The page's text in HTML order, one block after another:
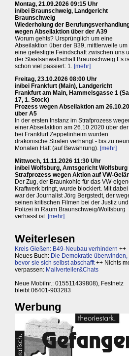
Montag, 21.09.2026 09:15 Uhr
in/bei Braunschweig, Landgericht
Braunschweig
Wiederholung der
wegen Abseilaktion über der A39
Worum gehts? Ursprünglich um eine
Abseilaktion über der B39, mittlerweile um
eine gefestigte Feindschaft zwischen uns
der Staatsanwaltschaft Braunschweig Es
schon viel passiert: 1. [mehr]
Freitag, 23.10.2026 08:00 Uhr
in/bei Frankfurt (Main), Landgericht
Frankfurt am Main, Hammelsgasse 1
17, 1. Stock)
Prozess wegen Abseilaktion am
über A5
In der ersten Instanz im Strafprozess
einer Abseilaktion am 26.10.2020 über der
bei Frankfurt Zeppelinheim wurden
drakonische Strafen verhängt - bis zu neun
Monaten Haft (auf Bewährung). [mehr]
Mittwoch, 11.11.2026 11:30 Uhr
in/bei Wolfsburg, Amtsgericht Wolfsburg
Strafprozess wegen Aktion auf VW-
Der Zug, der Braunkohle für das VW-
Kraftwerk bringt, wurde blockiert. Mit dabei
war der Journalist Jörg Bergstedt, der
seinen kritischen Filmen bei der Justiz und
Polizei in Raum Braunschweig/Wolfsburg
verhasst ist. [mehr]
Weiterlesen
Kreis Gießen: B49-Neubau verhindern ++
Neues Buch: Die Demokratie überwinden,
bevor sie sich selbst abschafft++ Nichts
verpassen: Mailverteiler&Chats
Neue Mobilnr.: 015511439808), Festnetz
bleibt 06401-903283
Werbung